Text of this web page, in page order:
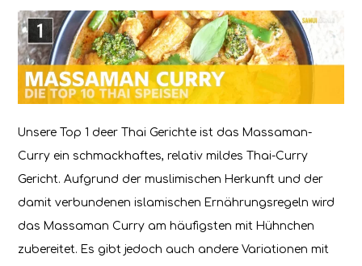
Unsere Top 1 deer Thai Gerichte ist das Massaman-
Curry ein schmackhaftes, relativ mildes Thai-Curry
Gericht. Aufgrund der muslimischen Herkunft und der
damit verbundenen islamischen Ernährungsregeln wird
das Massaman Curry am häufigsten mit Hühnchen
zubereitet. Es gibt jedoch auch andere Variationen mit